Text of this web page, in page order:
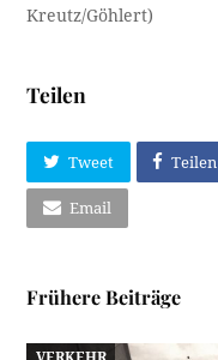
Kreutz/Göhlert)
Teilen
Tweet Teilen
Email
Frühere Beiträge